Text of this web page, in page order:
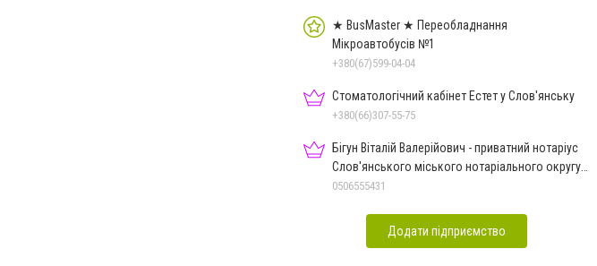
★ BusMaster ★ Переобладнання
Мікроавтобусів №1
+380(67)599-04-04
Стоматологічний кабінет Естет у Слов'янську
+380(66)307-55-75
Бігун Віталій Валерійович - приватний нотаріус
Слов'янського міського нотаріального округу
Дон.обл.
0506555431
Додати підприємство